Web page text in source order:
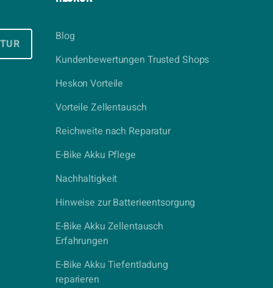
Blog
Kundenbewertungen Trusted Shops
Heskon Vorteile
Vorteile Zellentausch
Reichweite nach Reparatur
E-Bike Akku Pflege
Nachhaltigkeit
Hinweise zur Batterieentsorgung
E-Bike Akku Zellentausch
Erfahrungen
E-Bike Akku Tiefentladung
reparieren